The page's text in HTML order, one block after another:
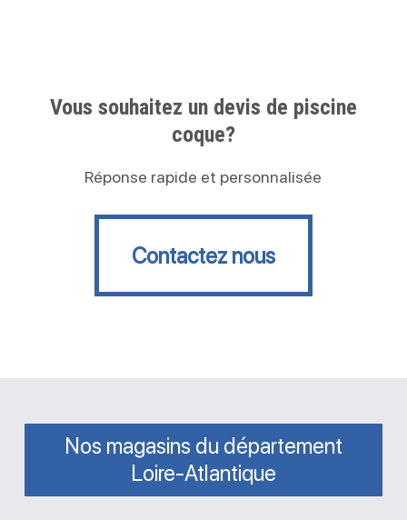
Vous souhaitez un devis de piscine
coque?
Réponse rapide et personnalisée
Contactez nous
Contactez nous
Nos magasins du département
Loire-Atlantique